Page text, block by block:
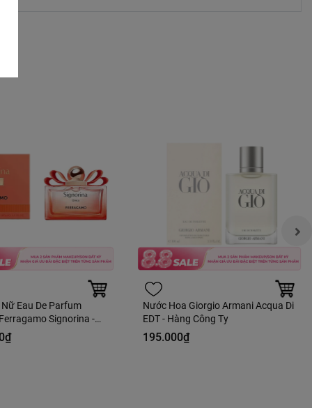
Eau De Parfum
Signorina -
Ty
Nước Hoa Giorgio Armani Acqua Di
EDT - Hàng Công Ty
195.000₫